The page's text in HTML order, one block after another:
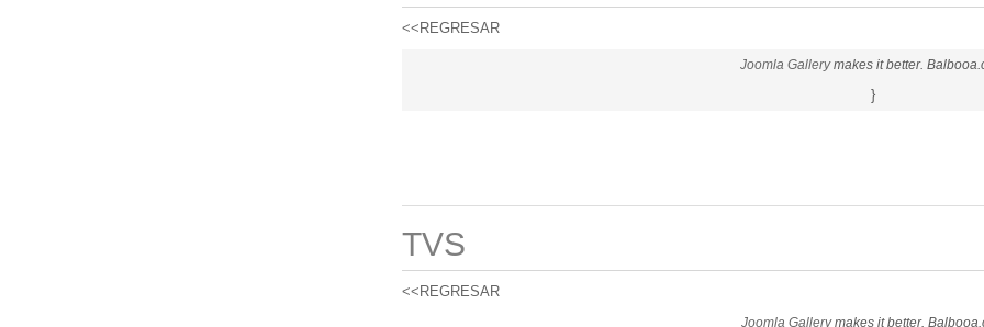
<<REGRESAR
Joomla Gallerymakes it better.
}
TVS
<<REGRESAR
Joomla Gallerymakes it better.